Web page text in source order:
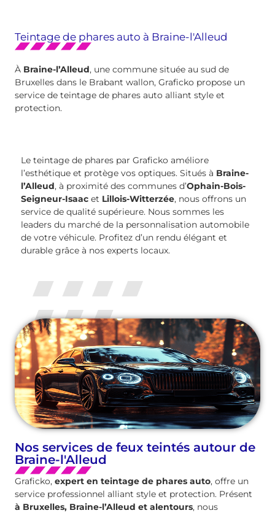
Teintage de phares auto à Braine-l'Alleud
À Braine-l’Alleud, une commune située au sud de
Bruxelles dans le Brabant wallon, Graficko propose un
service de teintage de phares auto alliant style et
protection.
Le teintage de phares par Graficko améliore
l’esthétique et protège vos optiques. Situés à Braine-
l’Alleud, à proximité des communes d’Ophain-Bois-
Seigneur-Isaac et Lillois-Witterzée, nous offrons un
service de qualité supérieure. Nous sommes les
leaders du marché de la personnalisation automobile
de votre véhicule. Profitez d’un rendu élégant et
durable grâce à nos experts locaux.
Nos services de feux teintés autour de
Braine-l'Alleud
Graficko,expert en teintage de phares auto, offre un
service professionnel alliant style et protection. Présent
à Bruxelles, Braine-l’Alleud et alentours, nous